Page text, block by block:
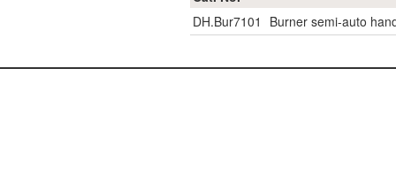
DH.Bur7101
Burner semi-auto